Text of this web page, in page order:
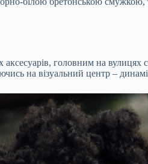
головним на
на візуальний центр –